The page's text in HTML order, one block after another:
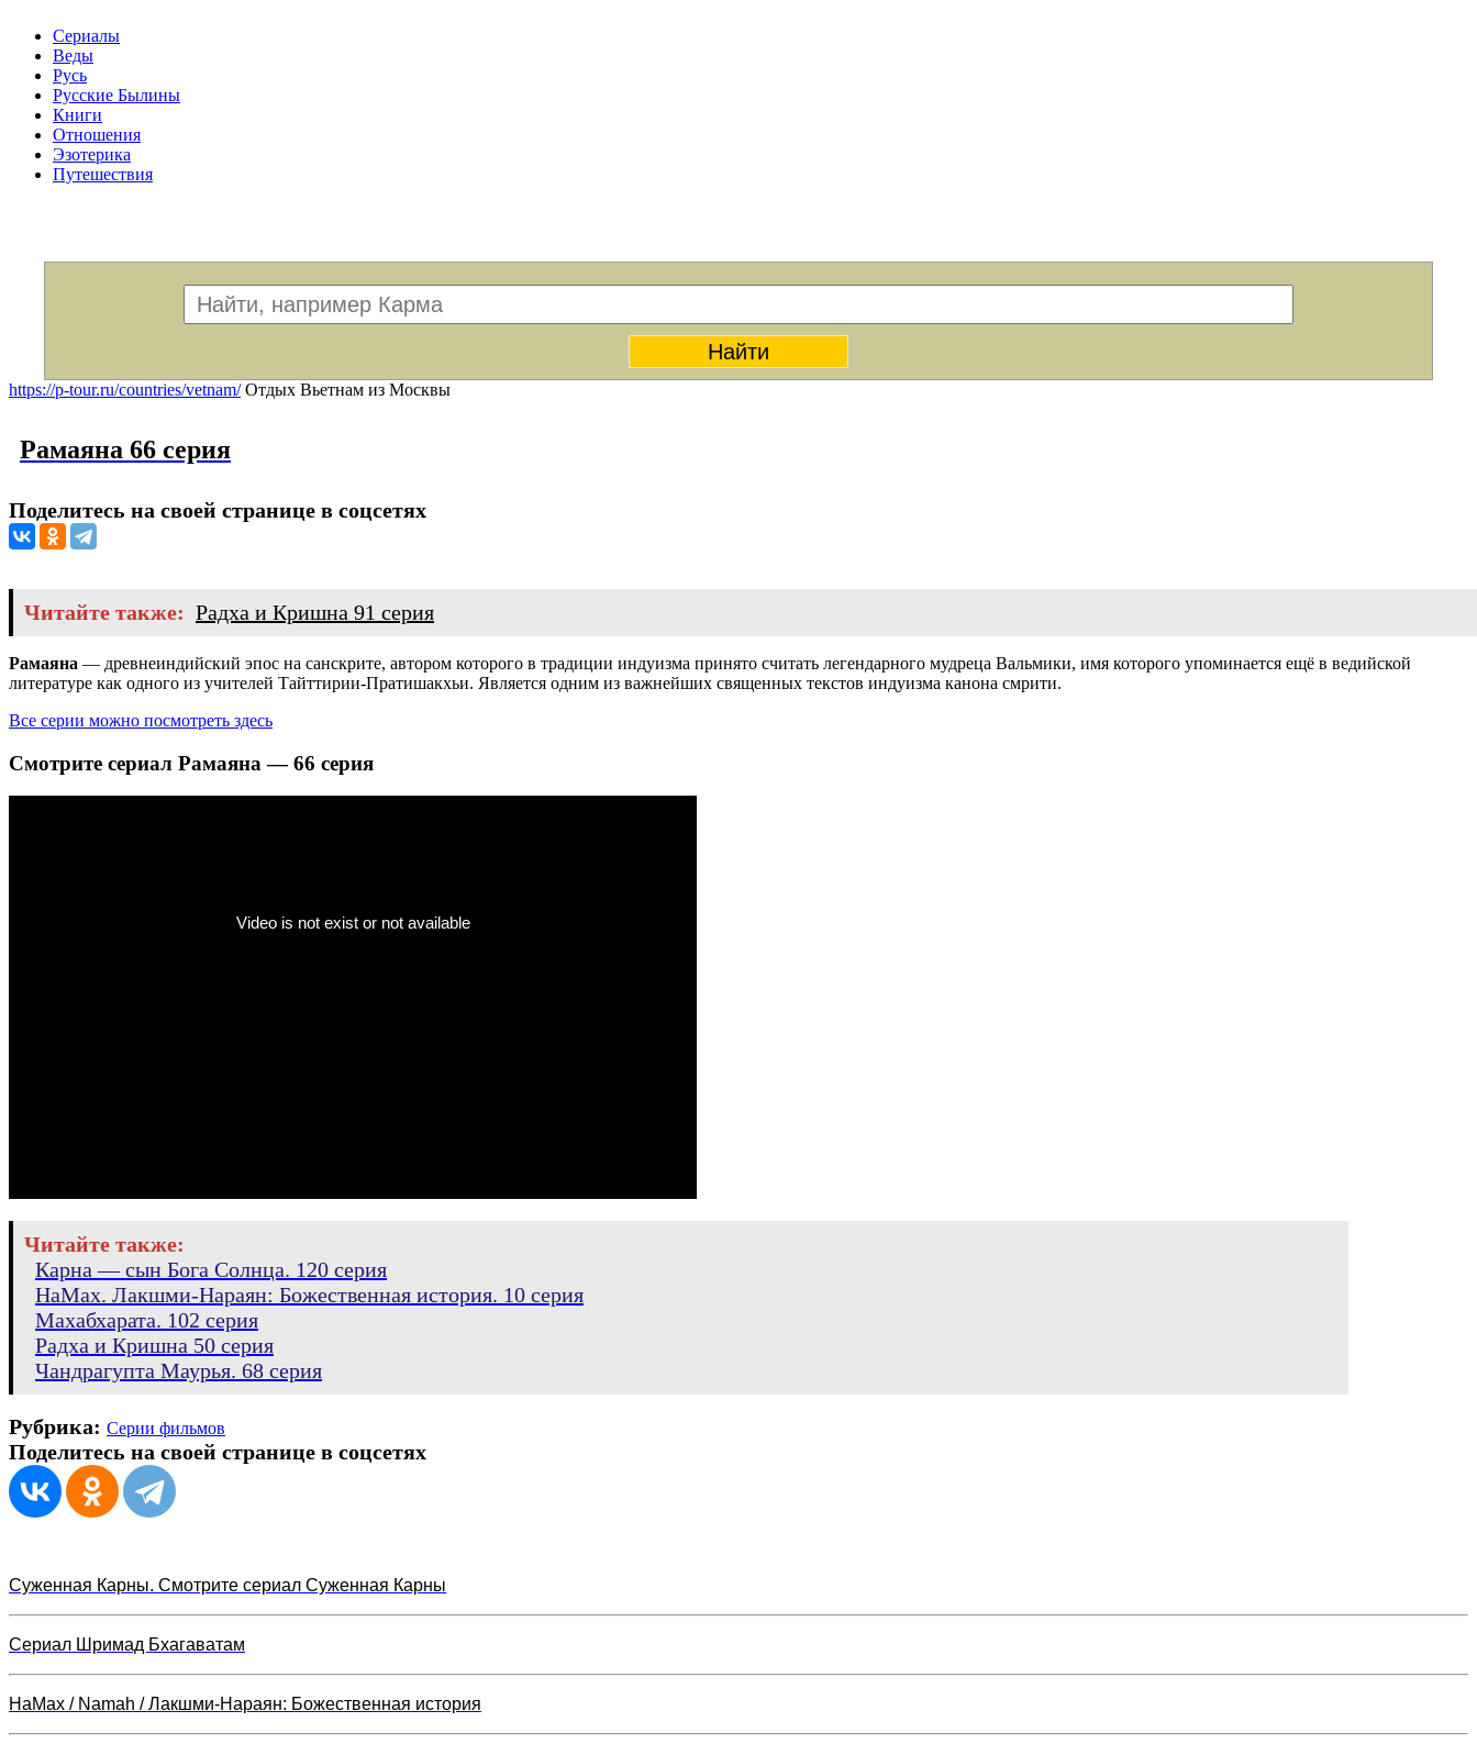
Сериалы
Веды
Русь
Русские Былины
Книги
Отношения
Эзотерика
Путешествия
https://p-tour.ru/countries/vetnam/Отдых Вьетнам из Москвы
Рамаяна 66 серия
Поделитесь на своей странице в соцсетях
Читайте также: Радха и Кришна 91 серия
Рамаяна — древнеиндийский эпос на санскрите, автором которого в традиции индуизма принято считать легендарного мудреца Вальмики, имя которого упоминается ещё в ведийской
литературе как одного из учителей Тайттирии-Пратишакхьи. Является одним из важнейших священных текстов индуизма канона смрити.
Все серии можно посмотреть здесь
Смотрите сериал Рамаяна — 66 серия
Читайте также:
Карна — сын Бога Солнца. 120 серия
НаМах. Лакшми-Нараян: Божественная история. 10 серия
Махабхарата. 102 серия
Радха и Кришна 50 серия
Чандрагупта Маурья. 68 серия
Рубрика: Серии фильмов
Поделитесь на своей странице в соцсетях
Суженная Карны. Смотрите сериал Суженная Карны
Сериал Шримад Бхагаватам
НаМах / Namah / Лакшми-Нараян: Божественная история